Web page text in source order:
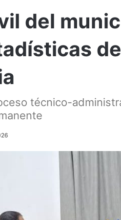
del
técnico-